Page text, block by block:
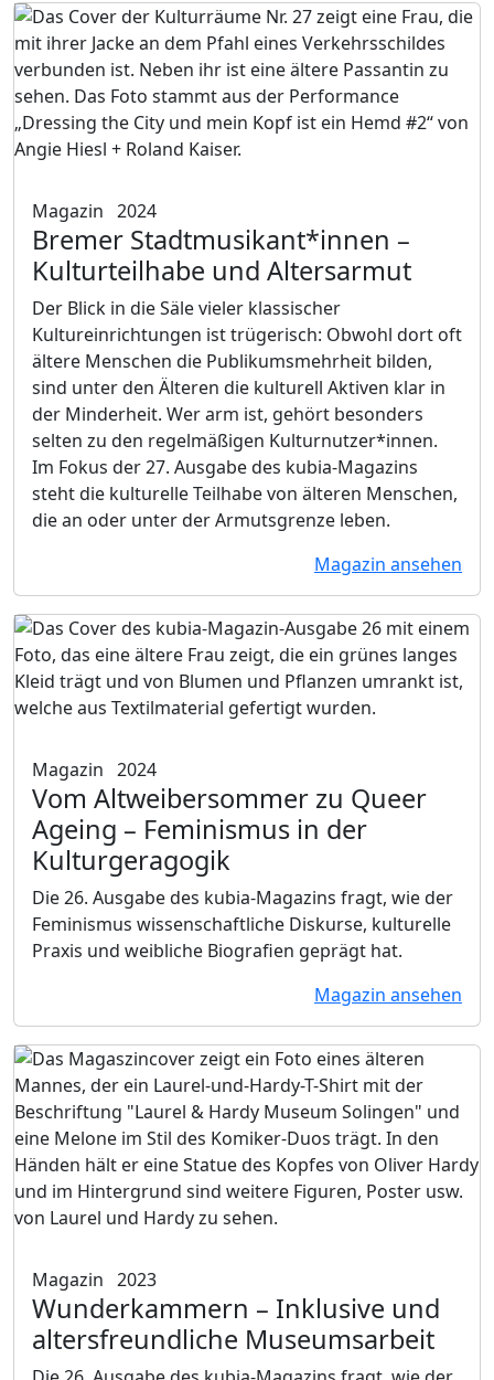
Magazin 2024
Bremer Stadtmusikant*innen –
Kulturteilhabe und Altersarmut
Der Blick in die Säle vieler klassischer
Kultureinrichtungen ist trügerisch: Obwohl dort oft
ältere Menschen die Publikumsmehrheit bilden,
sind unter den Älteren die kulturell Aktiven klar in
der Minderheit. Wer arm ist, gehört besonders
selten zu den regelmäßigen Kulturnutzer*innen.
Im Fokus der 27. Ausgabe des kubia-Magazins
steht die kulturelle Teilhabe von älteren Menschen,
die an oder unter der Armutsgrenze leben.
Magazin ansehen
Magazin 2024
Vom Altweibersommer zu Queer
Ageing – Feminismus in der
Kulturgeragogik
Die 26. Ausgabe des kubia-Magazins fragt, wie der
Feminismus wissenschaftliche Diskurse, kulturelle
Praxis und weibliche Biografien geprägt hat.
Magazin ansehen
Magazin 2023
Wunderkammern – Inklusive und
altersfreundliche Museumsarbeit